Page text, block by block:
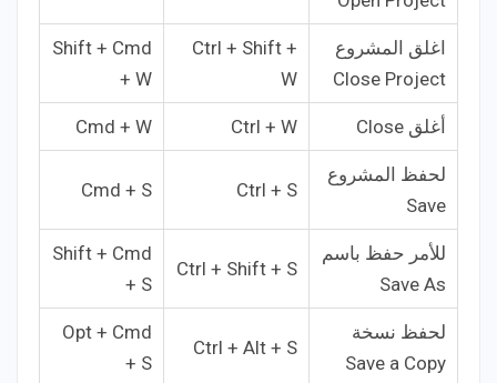
اغلق المشروع
Close Project
Ctrl + Shift +
W
Shift + Cmd
+ W
أغلق Close Ctrl + W
Cmd + W
لحفظ المشروع
Save
Ctrl + S
Cmd + S
للأمر حفظ باسم
Save As
Ctrl + Shift + S
Shift + Cmd
+ S
لحفظ نسخة
Save a Copy
Ctrl + Alt + S
Opt + Cmd
+ S